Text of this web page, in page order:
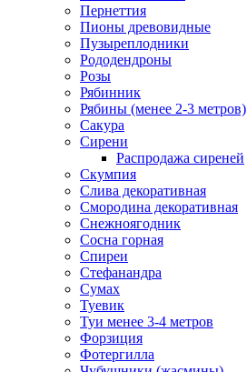
Пернеттия
Пионы древовидные
Пузыреплодники
Рододендроны
Розы
Рябинник
Рябины (менее 2-3 метров)
Сакура
Сирени
Распродажа сиреней
Скумпия
Слива декоративная
Смородина декоративная
Снежноягодник
Сосна горная
Спиреи
Стефанандра
Сумах
Туевик
Туи менее 3-4 метров
Форзиция
Фотергилла